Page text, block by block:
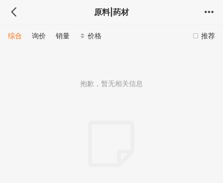
原料|药材
推荐
综合 询价 销量 价格
抱歉，暂无相关信息